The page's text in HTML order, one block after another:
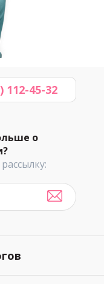
о
112-45-32